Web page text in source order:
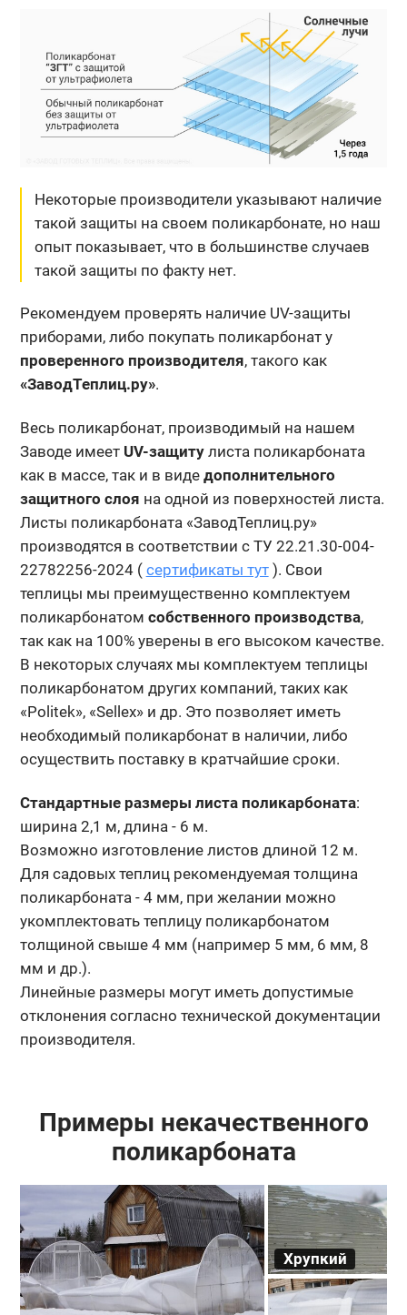
Некоторые производители указывают наличие
такой защиты на своем поликарбонате, но наш
опыт показывает, что в большинстве случаев
такой защиты по факту нет.
Рекомендуем проверять наличие UV-защиты
приборами, либо покупать поликарбонат у
проверенного производителя, такого как
«ЗаводТеплиц.ру».
Весь поликарбонат, производимый на нашем
Заводе имеет UV-защитулиста поликарбоната
как в массе, так и в виде дополнительного
защитного слоя на одной из поверхностей листа.
Листы поликарбоната «ЗаводТеплиц.ру»
производятся в соответствии с ТУ 22.21.30-004-
22782256-2024 ( сертификаты тут ). Свои
теплицы мы преимущественно комплектуем
поликарбонатом собственного производства,
так как на 100% уверены в его высоком качестве.
В некоторых случаях мы комплектуем теплицы
поликарбонатом других компаний, таких как
«Politek», «Sellex» и др. Это позволяет иметь
необходимый поликарбонат в наличии, либо
осуществить поставку в кратчайшие сроки.
Стандартные размеры листа поликарбоната:
ширина 2,1 м, длина - 6 м.
Возможно изготовление листов длиной 12 м.
Для садовых теплиц рекомендуемая толщина
поликарбоната - 4 мм, при желании можно
укомплектовать теплицу поликарбонатом
толщиной свыше 4 мм (например 5 мм, 6 мм, 8
мм и др.).
Линейные размеры могут иметь допустимые
отклонения согласно технической документации
производителя.
Примеры некачественного
поликарбоната
Хрупкий